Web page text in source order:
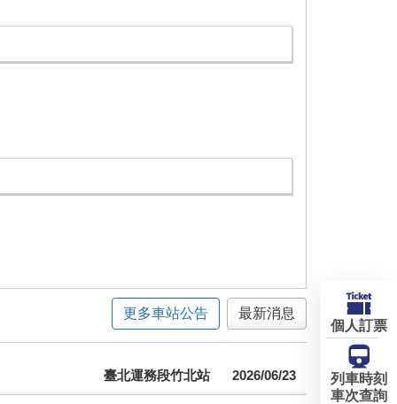
更多車站公告 最新消息
臺北運務段竹北站 2026/06/23
個人訂票
列車時刻
車次查詢